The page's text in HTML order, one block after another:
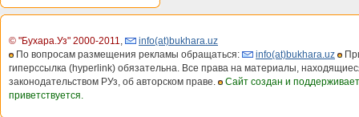
© "Бухара.Уз" 2000-2011,
info(at)bukhara.uz
По вопросам размещения рекламы обращаться:
info(at)bukhara.uz
гиперссылка (hyperlink) обязательна. Все права на материалы,
законодательством РУз, об авторском праве.
Сайт создан и
приветствуется.